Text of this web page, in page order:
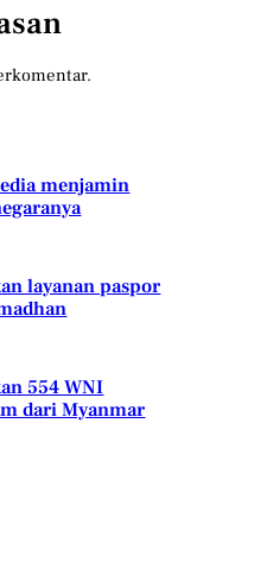
menjamin
layanan paspor
554 WNI
dari Myanmar